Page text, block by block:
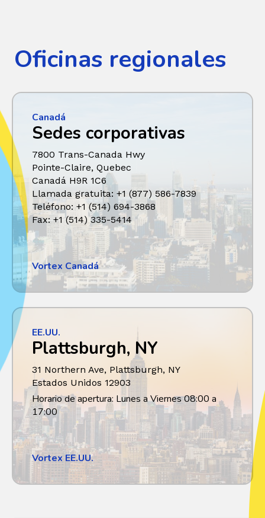
Oficinas regionales
Canadá
Sedes corporativas
7800 Trans-Canada Hwy
Pointe-Claire, Quebec
Canadá H9R 1C6
Llamada gratuita: +1 (877) 586-7839
Teléfono: +1 (514) 694-3868
Fax: +1 (514) 335-5414
Vortex Canadá
EE.UU.
Plattsburgh, NY
31 Northern Ave, Plattsburgh, NY
Estados Unidos 12903
Horario de apertura: Lunes a Viernes 08:00 a
17:00
Vortex EE.UU.